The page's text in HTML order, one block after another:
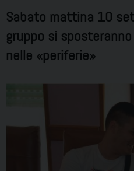
Sabato mattina 10
gruppo si
nelle «periferie»